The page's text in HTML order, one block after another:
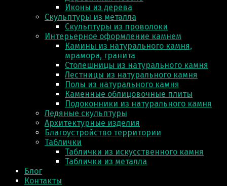
Иконы из дерева
Скульптуры из металла
Скульптуры из проволоки
Интерьерное оформление камнем
Камины из натурального камня,
мрамора, гранита
Столешницы из натурального камня
Лестницы из натурального камня
Полы из натурального камня
Каменные облицовочные плиты
Подоконники из натурального камня
Ледяные скульптуры
Архитектурные изделия
Благоустройство территории
Таблички
Таблички из искусственного камня
Таблички из металла
Блог
Контакты